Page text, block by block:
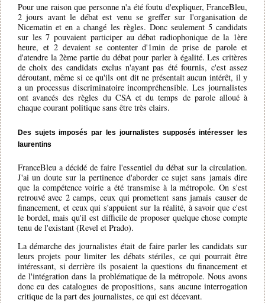
Pour une raison que personne n'a été foutu d'expliquer, FranceBleu,
2 jours avant le débat est venu se greffer sur l'organisation de
Nicematin et en a changé les règles. Donc seulement 5 candidats
sur les 7 pouvaient participer au débat radiophonique de la 1ère
heure, et 2 devaient se contenter d'1min de prise de parole et
d'atendre la 2ème partie du débat pour parler à égalité. Les critères
de choix des candidats exclus n'ayant pas été fournis, c'est assez
déroutant, même si ce qu'ils ont dit ne présentait aucun intérêt, il y
a un processus discriminatoire incompréhensible. Les journalistes
ont avancés des règles du CSA et du temps de parole alloué à
chaque courant politique sans être très clairs.
Des sujets imposés par les journalistes supposés intéresser les
laurentins
FranceBleu a décidé de faire l'essentiel du débat sur la circulation.
J'ai un doute sur la pertinence d'aborder ce sujet sans jamais dire
que la compétence voirie a été transmise à la métropole. On s'est
retrouvé avec 2 camps, ceux qui promettent sans jamais causer de
financement, et ceux qui s'appuient sur la réalité, à savoir que c'est
le bordel, mais qu'il est difficile de proposer quelque chose compte
tenu de l'existant (Revel et Prado).
La démarche des journalistes était de faire parler les candidats sur
leurs projets pour limiter les débats stériles, ce qui pourrait être
intéressant, si derrière ils posaient la questions du financement et
de l'intégration dans la problématique de la métropole. Nous avons
donc eu des catalogues de propositions, sans aucune interrogation
critique de la part des journalistes, ce qui est décevant.